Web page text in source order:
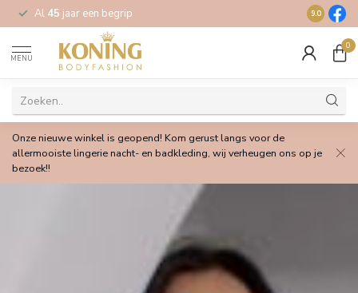
Al 45 jaar een begrip Gratis
9.0
MENU
0
Onze nieuwe winkel is geopend! Kom gerust langs voor de
allermooiste lingerie nacht- en badkleding, wij verheugen ons op je
bezoek!!